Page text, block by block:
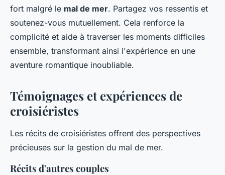
fort malgré le mal de mer. Partagez vos ressentis et
soutenez-vous mutuellement. Cela renforce la
complicité et aide à traverser les moments difficiles
ensemble, transformant ainsi l'expérience en une
aventure romantique inoubliable.
Témoignages et expériences de
croisiéristes
Les récits de croisiéristes offrent des perspectives
précieuses sur la gestion du mal de mer.
Récits d'autres couples